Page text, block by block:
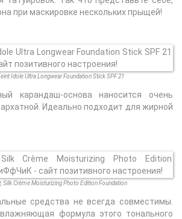
при маскировке нескольких прыщей!
Idole Ultra Longwear Foundation Stick SPF 21
карандаш-основа наносится очень
Идеально подходит для жирной
Silk Crème Moisturizing Photo Edition Foundation
средства не всегда совместимы.
формула этого тонального